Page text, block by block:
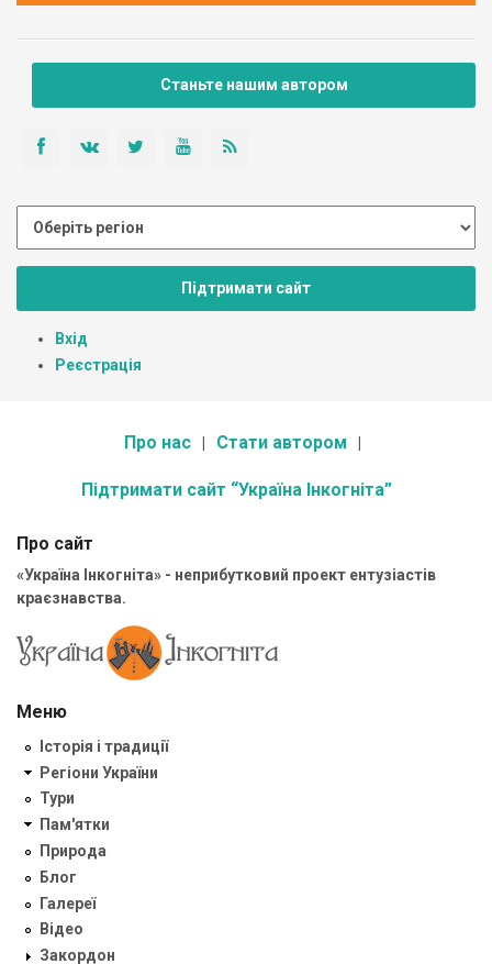
Станьте нашим автором
Підтримати сайт
Вхід
Реєстрація
Про нас Стати автором
Підтримати сайт “Україна Інкогніта”
Про сайт
«Україна Інкогніта» - неприбутковий проект ентузіастів
краєзнавства.
Меню
Історія і традиції
Регіони України
Тури
Пам'ятки
Природа
Блог
Галереї
Відео
Закордон